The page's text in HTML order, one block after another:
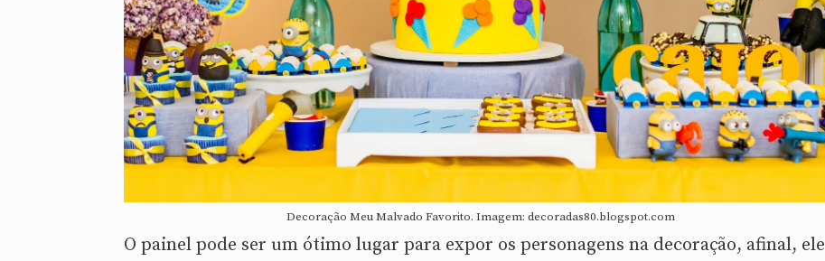
Decoração Meu Malvado Favorito. Imagem: decoradas80.blogspot.com
O painel pode ser um ótimo lugar para expor os personagens na decoração, afinal, ele